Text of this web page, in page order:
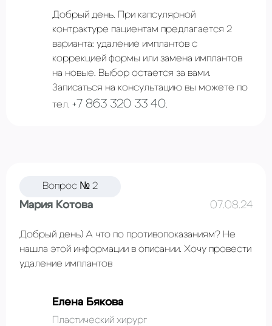
Добрый день. При капсулярной
контрактуре пациентам предлагается 2
варианта: удаление имплантов с
коррекцией формы или замена имплантов
на новые. Выбор остается за вами.
Записаться на консультацию вы можете по
тел. +7 863 320 33 40
Вопрос № 2
Мария Котова 07.08.24
Добрый день) А что по противопоказаниям? Не
нашла этой информации в описании. Хочу провести
удаление имплантов
Елена Бякова
Пластический хирург